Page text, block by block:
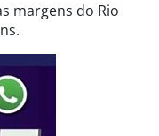
margens do Rio